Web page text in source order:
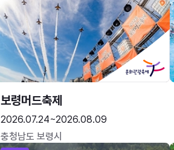
보령머드축제
2026.07.24~2026.08.09
충청남도 보령시